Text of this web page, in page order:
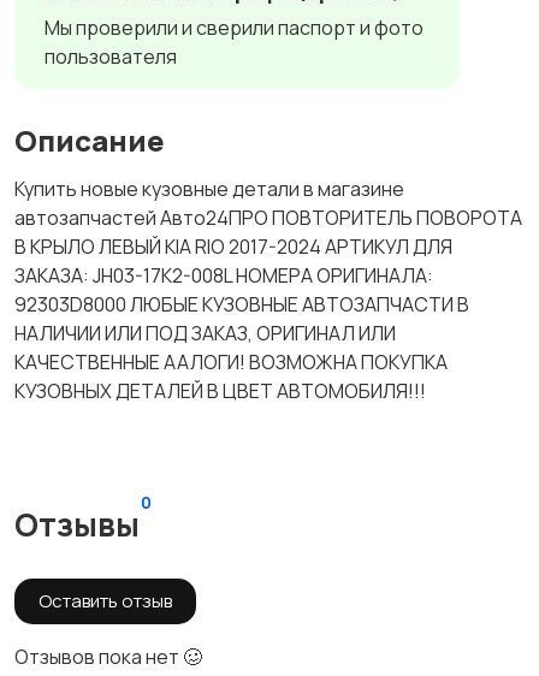
Мы проверили и сверили паспорт и фото
пользователя
Описание
Купить новые кузовные детали в магазине
автозапчастей Авто24ПРО ПОВТОРИТЕЛЬ ПОВОРОТА
В КРЫЛО ЛЕВЫЙ KIA RIO 2017-2024 АРТИКУЛ ДЛЯ
ЗАКАЗА: JH03-17K2-008L НОМЕРА ОРИГИНАЛА:
92303D8000 ЛЮБЫЕ КУЗОВНЫЕ АВТОЗАПЧАСТИ В
НАЛИЧИИ ИЛИ ПОД ЗАКАЗ, ОРИГИНАЛ ИЛИ
КАЧЕСТВЕННЫЕ ААЛОГИ! ВОЗМОЖНА ПОКУПКА
КУЗОВНЫХ ДЕТАЛЕЙ В ЦВЕТ АВТОМОБИЛЯ!!!
Отзывы
0
Оставить отзыв
Отзывов пока нет 🥴